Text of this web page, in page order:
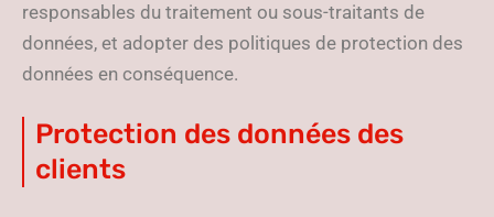
responsables du traitement ou sous-traitants de
données, et adopter des politiques de protection des
données en conséquence.
Protection des données des
clients